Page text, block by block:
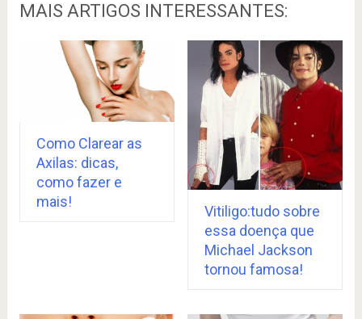
MAIS ARTIGOS INTERESSANTES:
Como Clarear as
Axilas: dicas,
como fazer e
mais!
Vitiligo:tudo sobre
essa doença que
Michael Jackson
tornou famosa!